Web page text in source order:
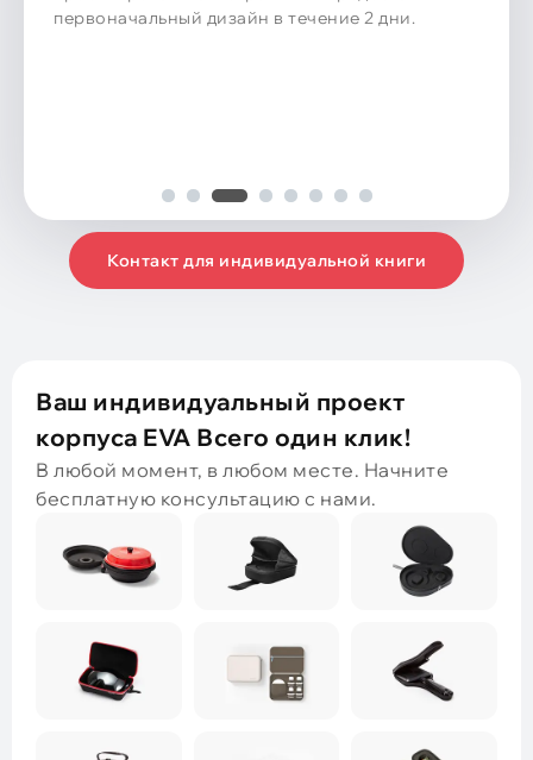
первоначальный дизайн в течение 2 дни.
Контакт для индивидуальной книги
Ваш индивидуальный проект
корпуса EVA Всего один клик!
В любой момент, в любом месте. Начните
бесплатную консультацию с нами.